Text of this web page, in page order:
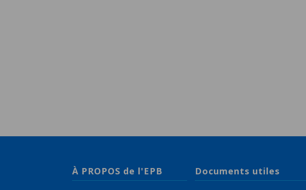
À PROPOS de l'EPB Documents utiles